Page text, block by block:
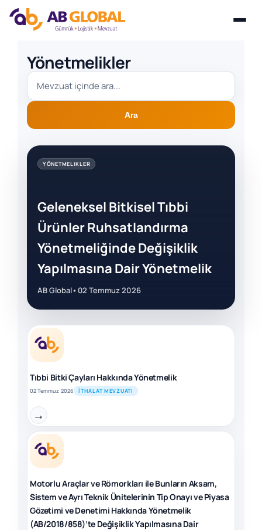
content
Yönetmelikler
Ara
YÖNETMELIKLER
Geleneksel Bitkisel Tıbbi
Ürünler Ruhsatlandırma
Yönetmeliğinde Değişiklik
Yapılmasına Dair Yönetmelik
AB Global• 02 Temmuz 2026
Tıbbi Bitki Çayları Hakkında Yönetmelik
02 Temmuz 2026 İTHALAT MEVZUATI
→
Motorlu Araçlar ve Römorkları ile Bunların Aksam,
Sistem ve Ayrı Teknik Ünitelerinin Tip Onayı ve Piyasa
Gözetimi ve Denetimi Hakkında Yönetmelik
(AB/2018/858)’te Değişiklik Yapılmasına Dair